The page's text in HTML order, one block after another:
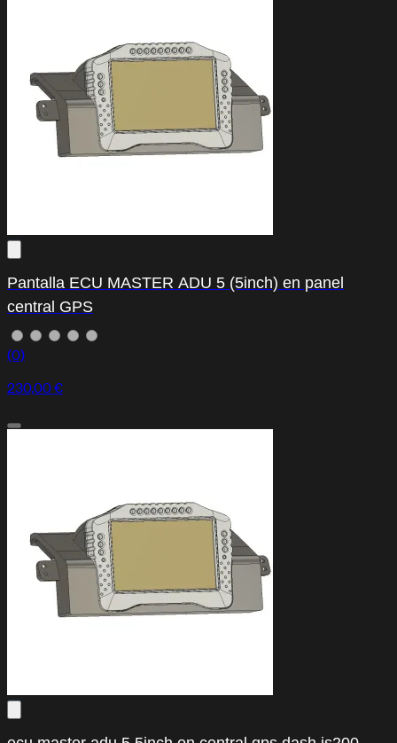
Pantalla ECU MASTER ADU 5 (5inch) en panel
central GPS
(0)
230,00 €